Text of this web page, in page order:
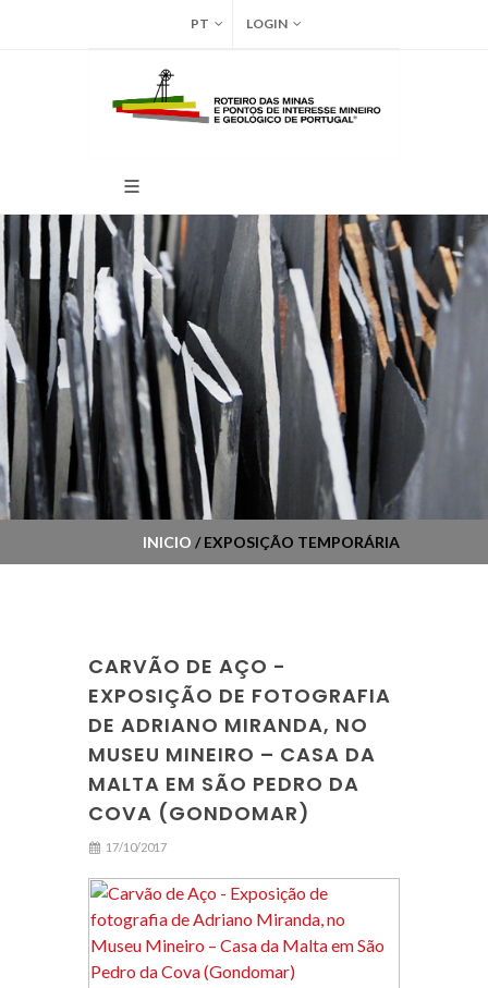
PT LOGIN
INICIO / EXPOSIÇÃO TEMPORÁRIA
CARVÃO DE AÇO -
EXPOSIÇÃO DE FOTOGRAFIA
DE ADRIANO MIRANDA, NO
MUSEU MINEIRO – CASA DA
MALTA EM SÃO PEDRO DA
COVA (GONDOMAR)
17/10/2017